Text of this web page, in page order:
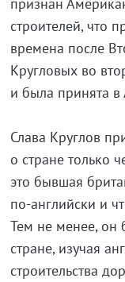
строителей, что
времена после
Кругловых во
и была принята в
Слава Круглов
о стране только
это бывшая
по-английски и
Тем не менее, он
стране, изучая
строительства